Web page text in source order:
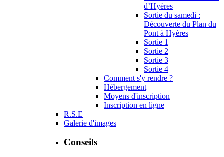
d’Hyères
Sortie du samedi :
Découverte du Plan du
Pont à Hyères
Sortie 1
Sortie 2
Sortie 3
Sortie 4
Comment s'y rendre ?
Hébergement
Moyens d'inscription
Inscription en ligne
R.S.E
Galerie d'images
Conseils